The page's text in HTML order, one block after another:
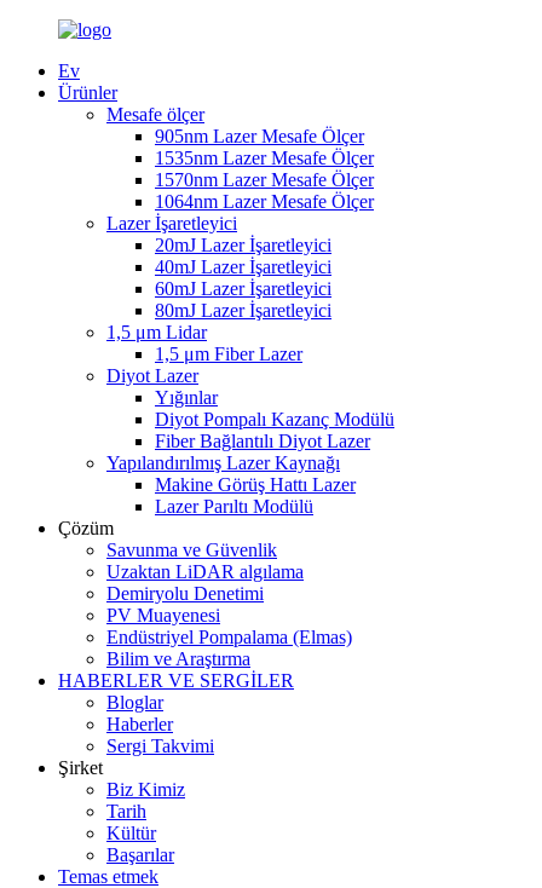
Ev
Ürünler
Mesafe ölçer
905nm Lazer Mesafe Ölçer
1535nm Lazer Mesafe Ölçer
1570nm Lazer Mesafe Ölçer
1064nm Lazer Mesafe Ölçer
Lazer İşaretleyici
20mJ Lazer İşaretleyici
40mJ Lazer İşaretleyici
60mJ Lazer İşaretleyici
80mJ Lazer İşaretleyici
1,5 μm Lidar
1,5 μm Fiber Lazer
Diyot Lazer
Yığınlar
Diyot Pompalı Kazanç Modülü
Fiber Bağlantılı Diyot Lazer
Yapılandırılmış Lazer Kaynağı
Makine Görüş Hattı Lazer
Lazer Parıltı Modülü
Çözüm
Savunma ve Güvenlik
Uzaktan LiDAR algılama
Demiryolu Denetimi
PV Muayenesi
Endüstriyel Pompalama (Elmas)
Bilim ve Araştırma
HABERLER VE SERGİLER
Bloglar
Haberler
Sergi Takvimi
Şirket
Biz Kimiz
Tarih
Kültür
Başarılar
Temas etmek